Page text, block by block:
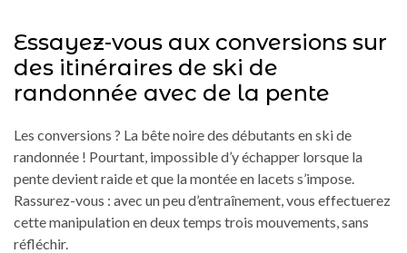
Essayez-vous aux conversions sur
des itinéraires de ski de
randonnée avec de la pente
Les conversions ? La bête noire des débutants en ski de
randonnée ! Pourtant, impossible d’y échapper lorsque la
pente devient raide et que la montée en lacets s’impose.
Rassurez-vous : avec un peu d’entraînement, vous effectuerez
cette manipulation en deux temps trois mouvements, sans
réfléchir.